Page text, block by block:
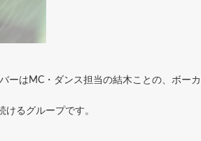
はMC・ダンス担当の結木ことの、ボー
るグループです。